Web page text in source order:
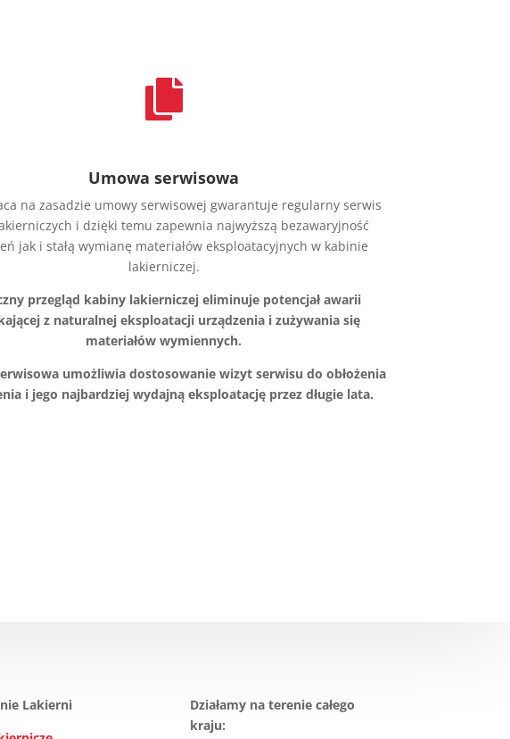

Umowa serwisowa
na zasadzie umowy serwisowej gwarantuje regularny serwis
i dzięki temu zapewnia najwyższą bezawaryjność
jak i stałą wymianę materiałów eksploatacyjnych w kabinie
lakierniczej.
przegląd kabiny lakierniczej eliminuje potencjał awarii
z naturalnej eksploatacji urządzenia i zużywania się
materiałów wymiennych.
umożliwia dostosowanie wizyt serwisu do obłożenia
i jego najbardziej wydajną eksploatację przez długie lata.
Lakierni
Działamy na terenie całego
kraju: